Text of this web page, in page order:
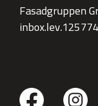
Fasadgruppen